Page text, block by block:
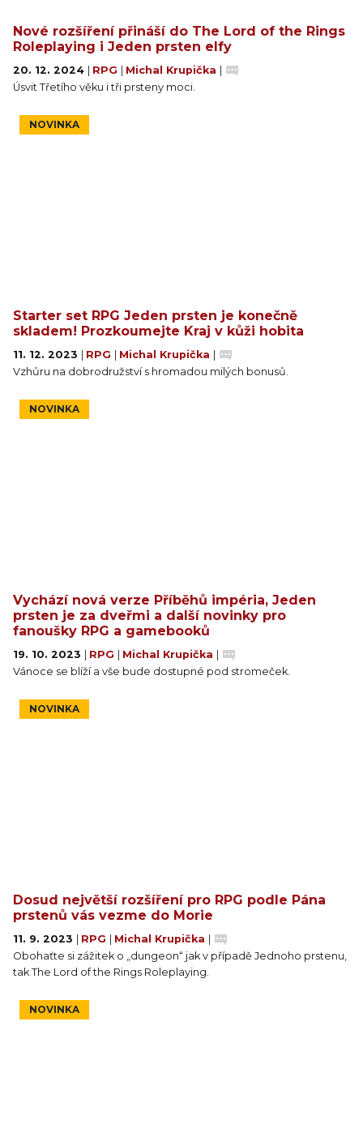
Nové rozšíření přináší do The Lord of the Rings
Roleplaying i Jeden prsten elfy
20. 12. 2024 RPG Michal Krupička
Úsvit Třetího věku i tři prsteny moci.
NOVINKA
Starter set RPG Jeden prsten je konečně
skladem! Prozkoumejte Kraj v kůži hobita
11. 12. 2023 RPG Michal Krupička
Vzhůru na dobrodružství s hromadou milých bonusů.
NOVINKA
Vychází nová verze Příběhů impéria, Jeden
prsten je za dveřmi a další novinky pro
fanoušky RPG a gamebooků
19. 10. 2023 RPG Michal Krupička
Vánoce se blíží a vše bude dostupné pod stromeček.
NOVINKA
Dosud největší rozšíření pro RPG podle Pána
prstenů vás vezme do Morie
11. 9. 2023 RPG Michal Krupička
Obohaťte si zážitek o „dungeon“ jak v případě Jednoho prstenu,
tak The Lord of the Rings Roleplaying.
NOVINKA